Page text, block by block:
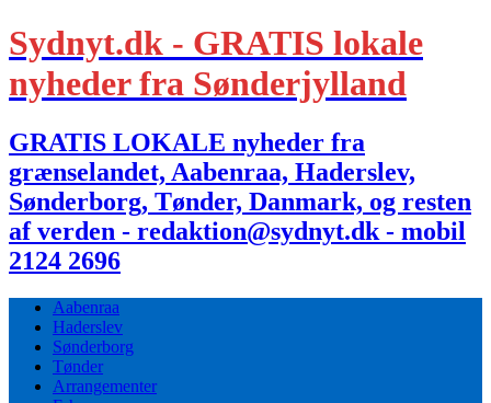
Sydnyt.dk - GRATIS lokale
nyheder fra Sønderjylland
GRATIS LOKALE nyheder fra
grænselandet, Aabenraa, Haderslev,
Sønderborg, Tønder, Danmark, og resten
af verden - redaktion@sydnyt.dk - mobil
2124 2696
Aabenraa
Haderslev
Sønderborg
Tønder
Arrangementer